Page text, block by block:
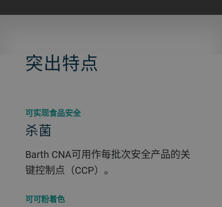
突出特点
可实现食品安全
杀菌
Barth CNA可用作每批次安全产品的关
键控制点（CCP）。
可可粉着色